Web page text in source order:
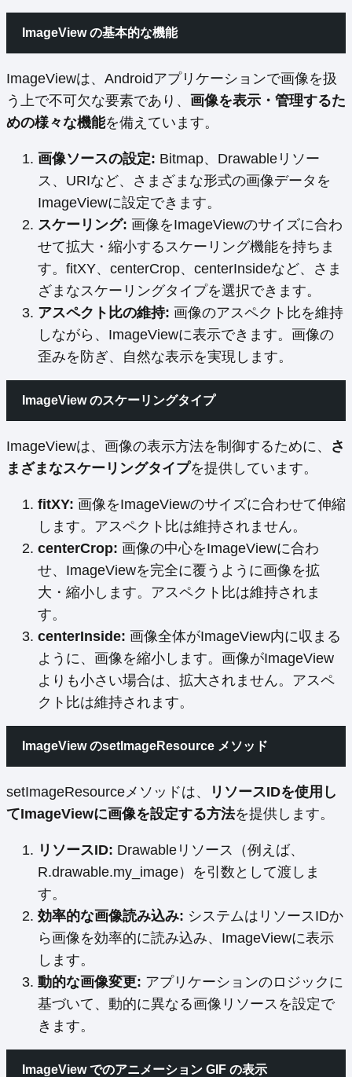
ImageView の基本的な機能
ImageViewは、Androidアプリケーションで画像を扱
う上で不可欠な要素であり、 画像を表示・管理するた
めの様々な機能を備えています。
画像ソースの設定: Bitmap、Drawableリソー
ス、URIなど、さまざまな形式の画像データを
ImageViewに設定できます。
スケーリング: 画像をImageViewのサイズに合わ
せて拡大・縮小するスケーリング機能を持ちま
す。fitXY、centerCrop、centerInsideなど、さま
ざまなスケーリングタイプを選択できます。
アスペクト比の維持: 画像のアスペクト比を維持
しながら、ImageViewに表示できます。画像の
歪みを防ぎ、自然な表示を実現します。
ImageView のスケーリングタイプ
ImageViewは、画像の表示方法を制御するために、 さ
まざまなスケーリングタイプを提供しています。
fitXY: 画像をImageViewのサイズに合わせて伸縮
します。アスペクト比は維持されません。
centerCrop: 画像の中心をImageViewに合わ
せ、ImageViewを完全に覆うように画像を拡
大・縮小します。アスペクト比は維持されま
す。
centerInside: 画像全体がImageView内に収まる
ように、画像を縮小します。画像がImageView
よりも小さい場合は、拡大されません。アスペ
クト比は維持されます。
ImageView のsetImageResource メソッド
setImageResourceメソッドは、
リソースIDを使用し
てImageViewに画像を設定する方法を提供します。
リソースID: Drawableリソース（例えば、
R.drawable.my_image）を引数として渡しま
す。
効率的な画像読み込み: システムはリソースIDか
ら画像を効率的に読み込み、ImageViewに表示
します。
動的な画像変更: アプリケーションのロジックに
基づいて、動的に異なる画像リソースを設定で
きます。
ImageView でのアニメーション GIF の表示